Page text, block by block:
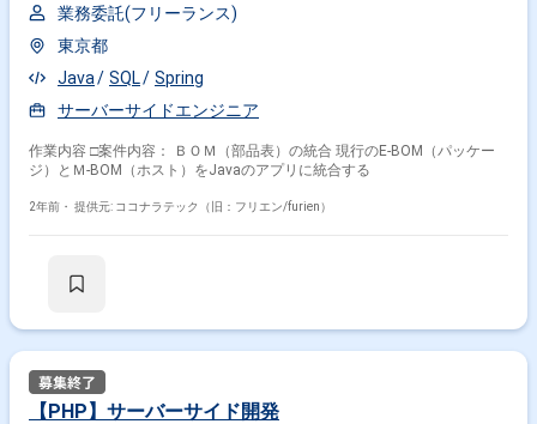
業務委託(フリーランス)
東京都
Java
SQL
Spring
サーバーサイドエンジニア
作業内容 □案件内容： ＢＯＭ（部品表）の統合 現行のE-BOM（パッケー
ジ）とＭ-BOM（ホスト）をJavaのアプリに統合する
2年前・ 提供元: ココナラテック（旧：フリエン/furien）
【PHP】サーバーサイド開発